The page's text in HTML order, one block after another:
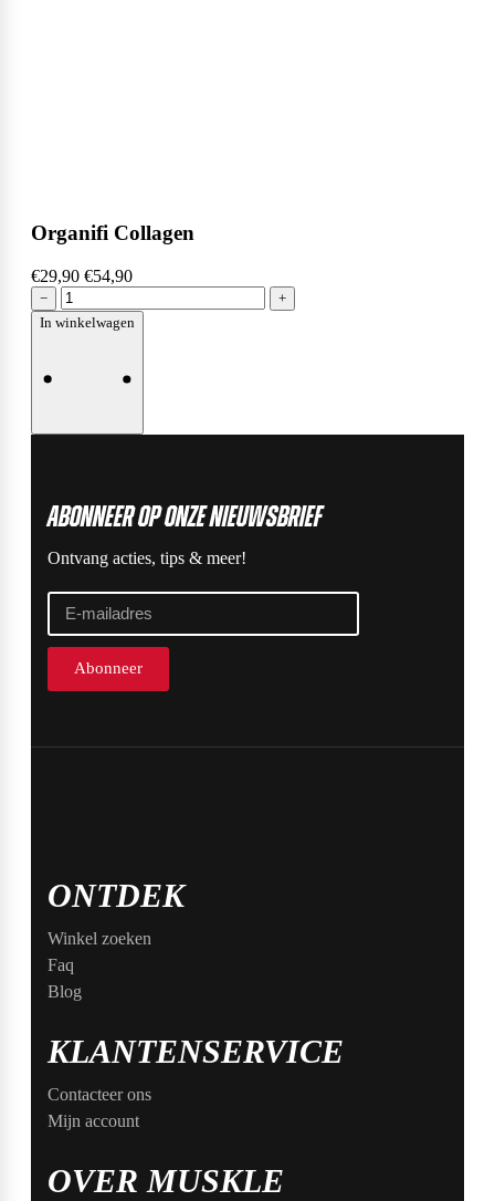
Organifi Collagen
€29,90 €54,90
−
+
In winkelwagen
ABonneer op onze nieuwsbrief
Ontvang acties, tips & meer!
Abonneer
ONTDEK
Winkel zoeken
Faq
Blog
KLANTENSERVICE
Contacteer ons
Mijn account
OVER MUSKLE